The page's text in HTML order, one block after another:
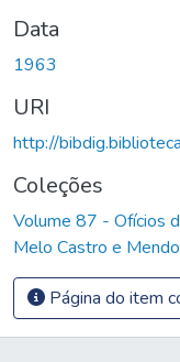
Data
1963
URI
http://
Coleções
Volume 87 - Ofícios
Melo Castro e
Página do item